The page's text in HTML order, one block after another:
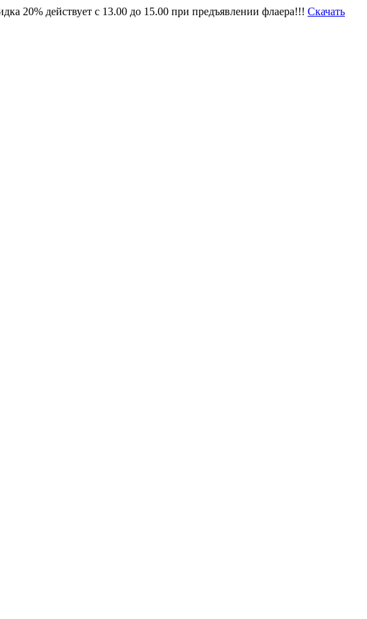
20% действует с 13.00 до 15.00 при предъявлении флаера!!! Скачать